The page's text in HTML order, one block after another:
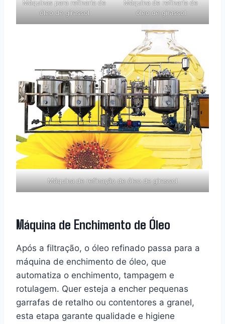
Máquinas para refinaria de
óleo de girassol
Máquina de refinaria de
óleo de girassol
Máquina de refinação de óleo de girassol
Máquina de Enchimento de Óleo
Após a filtração, o óleo refinado passa para a
máquina de enchimento de óleo, que
automatiza o enchimento, tampagem e
rotulagem. Quer esteja a encher pequenas
garrafas de retalho ou contentores a granel,
esta etapa garante qualidade e higiene